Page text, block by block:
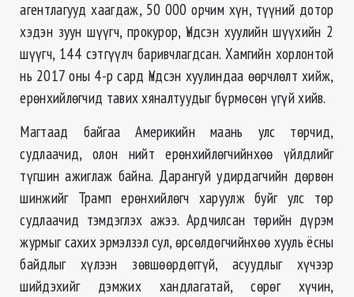
агентлагууд хаагдаж, 50 000 орчим хүн, түүний дотор
хэдэн зуун шүүгч, прокурор, Үндсэн хуулийн шүүхийн 2
шүүгч, 144 сэтгүүлч баривчлагдсан. Хамгийн хорлонтой
нь 2017 оны 4-р сард Үндсэн хуулиндаа өөрчлөлт хийж,
ерөнхийлөгчид тавих хяналтуудыг бүрмөсөн үгүй хийв.
Магтаад байгаа Америкийн маань улс төрчид,
судлаачид, олон нийт ерөнхийлөгчийнхөө үйлдлийг
түгшин ажиглаж байна. Дарангуй удирдагчийн дөрвөн
шинжийг Трамп ерөнхийлөгч харуулж буйг улс төр
судлаачид тэмдэглэх ажээ. Ардчилсан төрийн дүрэм
журмыг сахих эрмэлзэл сул, өрсөлдөгчийнхөө хууль ёсны
байдлыг хүлээн зөвшөөрдөггүй, асуудлыг хүчээр
шийдэхийг дэмжих хандлагатай, сөрөг хүчин,